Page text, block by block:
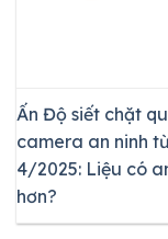
Ấn Độ siết chặt
camera an ninh
4/2025: Liệu có
hơn?